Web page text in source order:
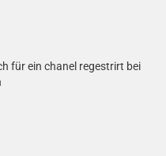
für ein chanel regestrirt bei